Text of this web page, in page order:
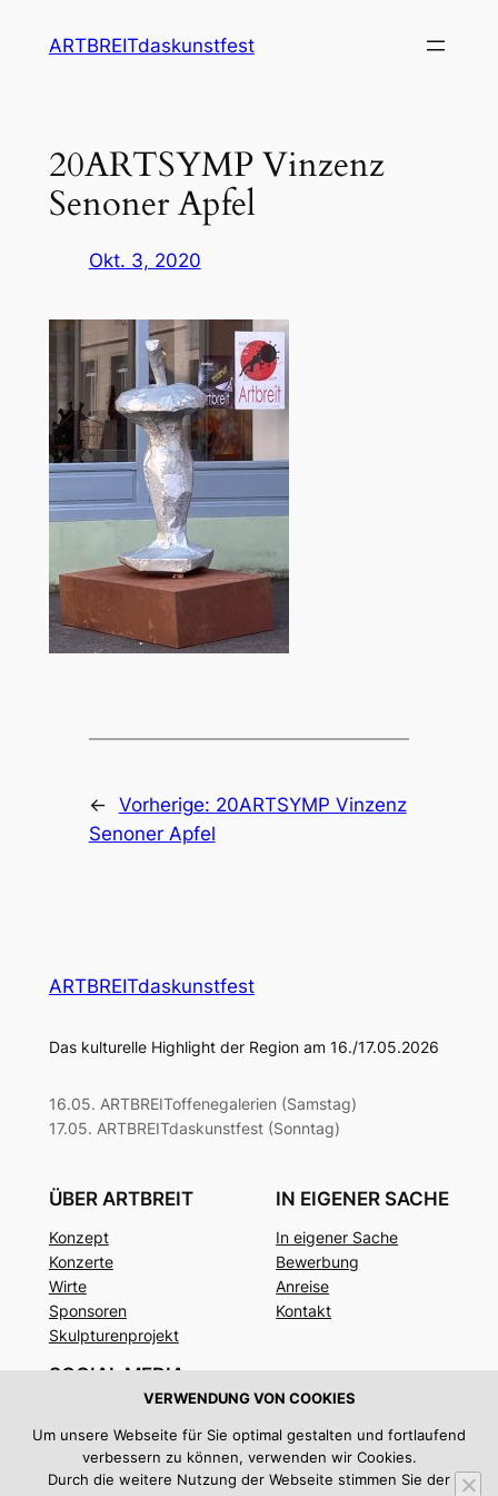
InhaltARTBREITdaskunstfest
20ARTSYMP Vinzenz
Senoner Apfel
Okt. 3, 2020
← Vorherige: 20ARTSYMP Vinzenz
Senoner Apfel
ARTBREITdaskunstfest
Das kulturelle Highlight der Region am 16./17.05.2026
16.05. ARTBREIToffenegalerien (Samstag)
17.05. ARTBREITdaskunstfest (Sonntag)
ÜBER ARTBREIT
Konzept
Konzerte
Wirte
Sponsoren
Skulpturenprojekt
IN EIGENER SACHE
In eigener Sache
Bewerbung
Anreise
Kontakt
SOCIAL MEDIA
Instagram
Twitter/X
VERWENDUNG VON COOKIES
Um unsere Webseite für Sie optimal gestalten und fortlaufend
verbessern zu können, verwenden wir Cookies.
Durch die weitere Nutzung der Webseite stimmen Sie der